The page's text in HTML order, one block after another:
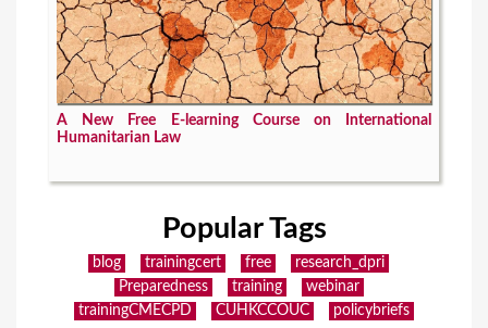
A New Free E-learning Course on International
Humanitarian Law
Popular Tags
blog trainingcert free
research_dpri
Preparedness
training
webinar
trainingCMECPD
CUHKCCOUC policybriefs